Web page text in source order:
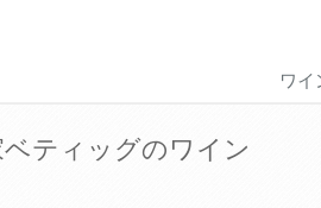
ワイ
ティッグのワイン